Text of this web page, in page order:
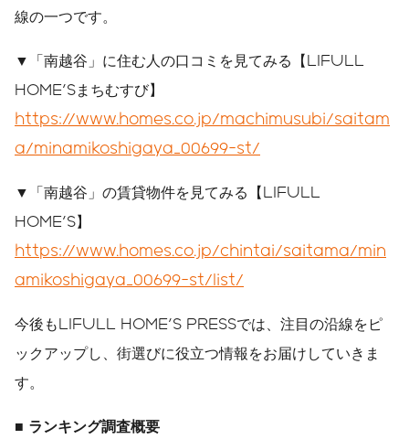
線の一つです。
▼「南越谷」に住む人の口コミを見てみる【LIFULL
HOME'Sまちむすび】
https://www.homes.co.jp/machimusubi/saitam
a/minamikoshigaya_00699-st/
▼「南越谷」の賃貸物件を見てみる【LIFULL
HOME'S】
https://www.homes.co.jp/chintai/saitama/min
amikoshigaya_00699-st/list/
今後もLIFULL HOME'S PRESSでは、注目の沿線をピ
ックアップし、街選びに役立つ情報をお届けしていきま
す。
■ ランキング調査概要